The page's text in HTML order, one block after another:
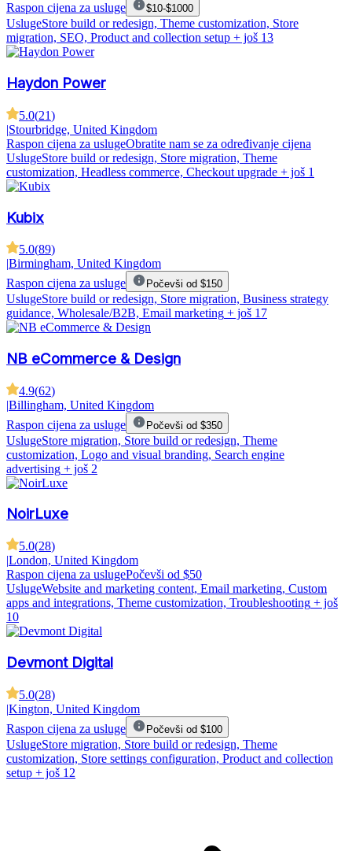
Raspon cijena za usluge
$10-$1000
UslugeStore build or redesign, Theme customization, Store
migration, SEO, Product and collection setup + još 13
Haydon Power
5.0(21)
|Stourbridge, United Kingdom
Raspon cijena za uslugeObratite nam se za određivanje cijena
UslugeStore build or redesign, Store migration, Theme
customization, Headless commerce, Checkout upgrade + još 1
Kubix
5.0(89)
|Birmingham, United Kingdom
Raspon cijena za usluge
Počevši od $150
UslugeStore build or redesign, Store migration, Business strategy
guidance, Wholesale/B2B, Email marketing + još 17
NB eCommerce & Design
4.9(62)
|Billingham, United Kingdom
Raspon cijena za usluge
Počevši od $350
UslugeStore migration, Store build or redesign, Theme
customization, Logo and visual branding, Search engine
advertising + još 2
NoirLuxe
5.0(28)
|London, United Kingdom
Raspon cijena za uslugePočevši od $50
UslugeWebsite and marketing content, Email marketing, Custom
apps and integrations, Theme customization, Troubleshooting + još
10
Devmont Digital
5.0(28)
|Kington, United Kingdom
Raspon cijena za usluge
Počevši od $100
UslugeStore migration, Store build or redesign, Theme
customization, Store settings configuration, Product and collection
setup + još 12